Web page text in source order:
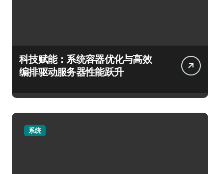
科技赋能：系统容器优化与高效
编排驱动服务器性能跃升
系统